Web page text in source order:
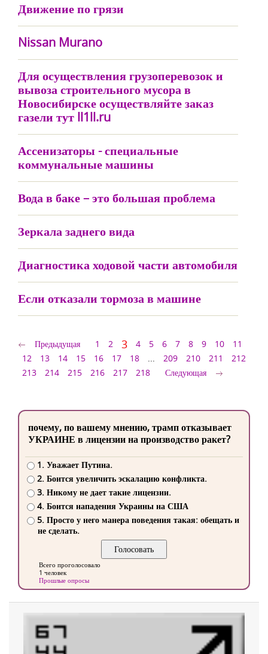
Движение по грязи
Nissan Murano
Для осуществления грузоперевозок и
вывоза строительного мусора в
Новосибирске осуществляйте заказ
газели тут ll1ll.ru
Ассенизаторы - специальные
коммунальные машины
Вода в баке – это большая проблема
Зеркала заднего вида
Диагностика ходовой части автомобиля
Если отказали тормоза в машине
Предыдущая 1 2 3 4 5 6 7 8 9 10
11
12
13 14 15 16 17 18 ... 209 210 211
212
213
214 215 216 217 218 Следующая
почему, по вашему мнению, трамп отказывает
УКРАИНЕ в лицензии на производство ракет?
1. Уважает Путина.
2. Боится увеличить эскалацию конфликта.
3. Никому не дает такие лицензии.
4. Боится нападения Украины на США
5. Просто у него манера поведения такая: обещать и
не сделать.
Всего проголосовало
1 человек
Прошлые опросы